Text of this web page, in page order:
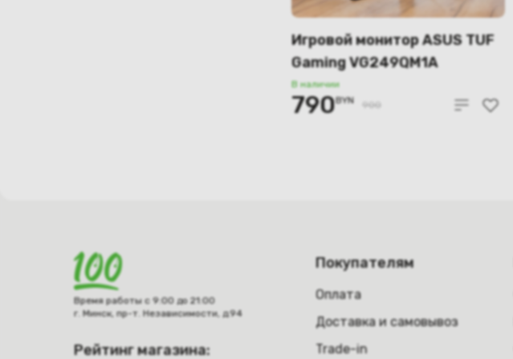
Игровой монитор ASUS TUF
Gaming VG249QM1A
В наличии
790BYN 900
Время работы с 9:00 до 21:00
г. Минск, пр-т. Независимости, д.94
Рейтинг магазина:
Покупателям
Оплата
Доставка и самовывоз
Trade-in